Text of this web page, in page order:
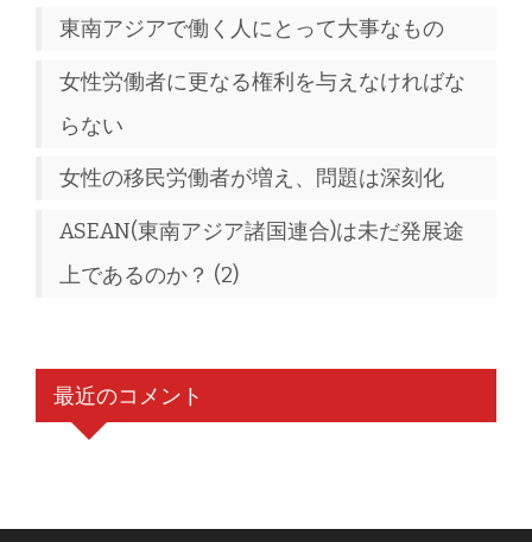
東南アジアで働く人にとって大事なもの
女性労働者に更なる権利を与えなければな
らない
女性の移民労働者が増え、問題は深刻化
ASEAN(東南アジア諸国連合)は未だ発展途
上であるのか？ (2)
最近のコメント